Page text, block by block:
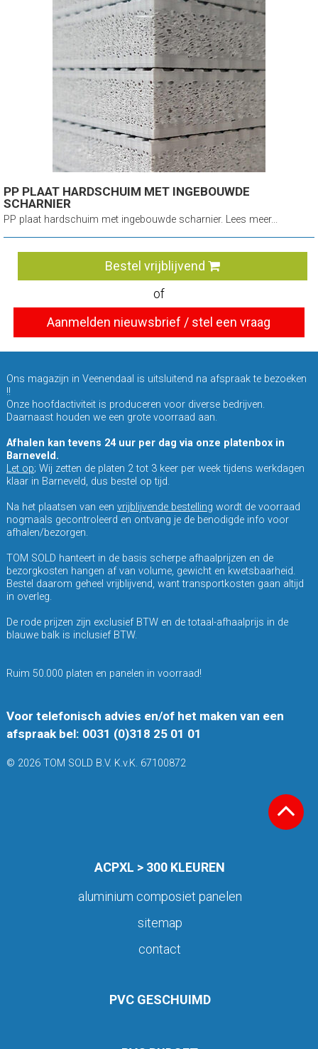
PP PLAAT HARDSCHUIM MET INGEBOUWDE
SCHARNIER
PP plaat hardschuim met ingebouwde scharnier. Lees meer...
Bestel vrijblijvend
of
Aanmelden nieuwsbrief / stel een vraag
Ons magazijn in Veenendaal is uitsluitend na afspraak te bezoeken
!!
Onze hoofdactiviteit is produceren voor diverse bedrijven.
Daarnaast houden we een grote voorraad aan.
Afhalen kan tevens 24 uur per dag via onze platenbox in
Barneveld.
Let op; Wij zetten de platen 2 tot 3 keer per week tijdens werkdagen
klaar in Barneveld, dus bestel op tijd.
Na het plaatsen van een vrijblijvende bestelling wordt de voorraad
nogmaals gecontroleerd en ontvang je de benodigde info voor
afhalen/bezorgen.
TOM SOLD hanteert in de basis scherpe afhaalprijzen en de
bezorgkosten hangen af van volume, gewicht en kwetsbaarheid.
Bestel daarom geheel vrijblijvend, want transportkosten gaan altijd
in overleg.
De rode prijzen zijn exclusief BTW en de totaal-afhaalprijs in de
blauwe balk is inclusief BTW.
Ruim 50.000 platen en panelen in voorraad!
Voor telefonisch advies en/of het maken van een
afspraak bel: 0031 (0)318 25 01 01
© 2026 TOM SOLD B.V. K.v.K. 67100872
ACPXL > 300 KLEUREN
aluminium composiet panelen
sitemap
contact
PVC GESCHUIMD